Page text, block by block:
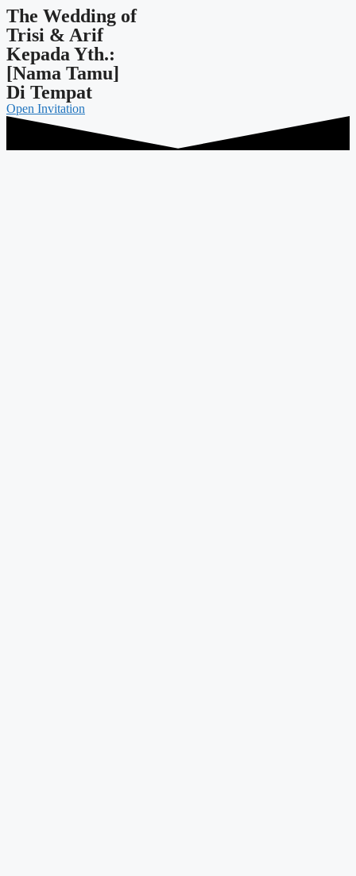
The Wedding of
Trisi & Arif
Kepada Yth.:
[Nama Tamu]
Di Tempat
Open Invitation